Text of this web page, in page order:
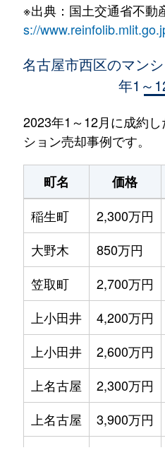
※出典：国土交通省不動
s://
名古屋市西区のマン
年1～
2023年1～12月に成約
ション売却事例です。
町名 価格
稲生町
2,300万円
大野木
850万円
笠取町
2,700万円
上小田井
4,200万円
上小田井
2,600万円
上名古屋
2,300万円
上名古屋
3,900万円